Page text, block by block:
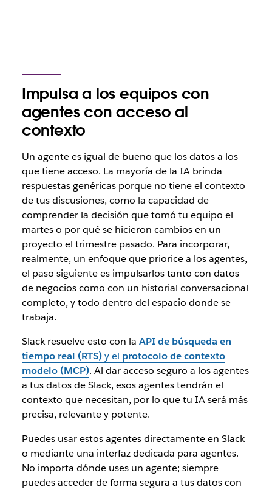
Impulsa a los equipos con
agentes con acceso al
contexto
Un agente es igual de bueno que los datos a los
que tiene acceso. La mayoría de la IA brinda
respuestas genéricas porque no tiene el contexto
de tus discusiones, como la capacidad de
comprender la decisión que tomó tu equipo el
martes o por qué se hicieron cambios en un
proyecto el trimestre pasado. Para incorporar,
realmente, un enfoque que priorice a los agentes,
el paso siguiente es impulsarlos tanto con datos
de negocios como con un historial conversacional
completo, y todo dentro del espacio donde se
trabaja.
Slack resuelve esto con la API de búsqueda en
tiempo real (RTS)y el protocolo de contexto
modelo (MCP). Al dar acceso seguro a los agentes
a tus datos de Slack, esos agentes tendrán el
contexto que necesitan, por lo que tu IA será más
precisa, relevante y potente.
Puedes usar estos agentes directamente en Slack
o mediante una interfaz dedicada para agentes.
No importa dónde uses un agente; siempre
puedes acceder de forma segura a tus datos con